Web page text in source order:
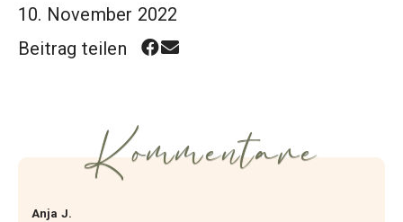
10. November 2022
Beitrag teilen
Kommentare
Anja J.